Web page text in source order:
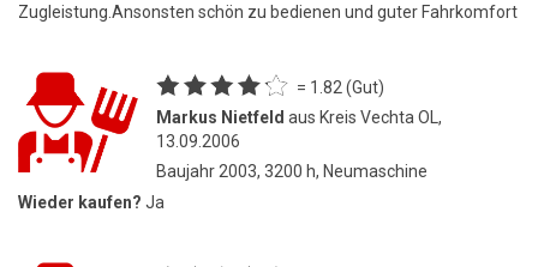
Zugleistung.Ansonsten schön zu bedienen und guter Fahrkomfort
= 1.82 (Gut)
Markus Nietfeld aus Kreis Vechta OL,
13.09.2006
Baujahr 2003, 3200 h, Neumaschine
Wieder kaufen? Ja